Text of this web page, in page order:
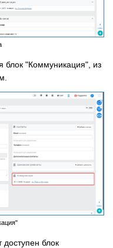
блок "Коммуникация", из
доступен блок